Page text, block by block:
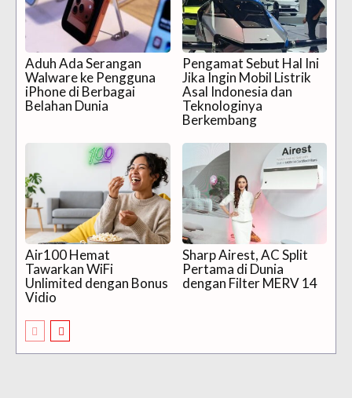
Aduh Ada Serangan
Walware ke Pengguna
iPhone di Berbagai
Belahan Dunia
Pengamat Sebut Hal Ini
Jika Ingin Mobil Listrik
Asal Indonesia dan
Teknologinya
Berkembang
Air100 Hemat
Tawarkan WiFi
Unlimited dengan Bonus
Vidio
Sharp Airest, AC Split
Pertama di Dunia
dengan Filter MERV 14